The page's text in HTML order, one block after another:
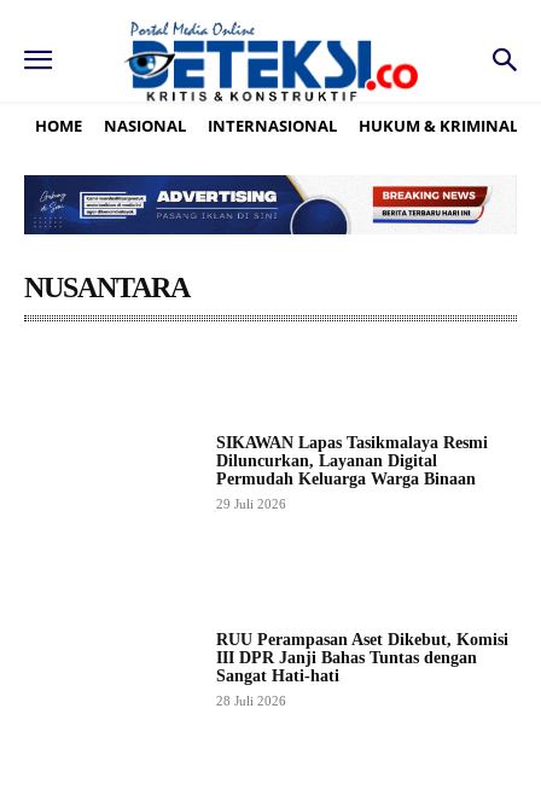
HOME NASIONAL INTERNASIONAL HUKUM & KRIMINAL
NUSANTARA
SIKAWAN Lapas Tasikmalaya Resmi
Diluncurkan, Layanan Digital
Permudah Keluarga Warga Binaan
29 Juli 2026
RUU Perampasan Aset Dikebut, Komisi
III DPR Janji Bahas Tuntas dengan
Sangat Hati-hati
28 Juli 2026